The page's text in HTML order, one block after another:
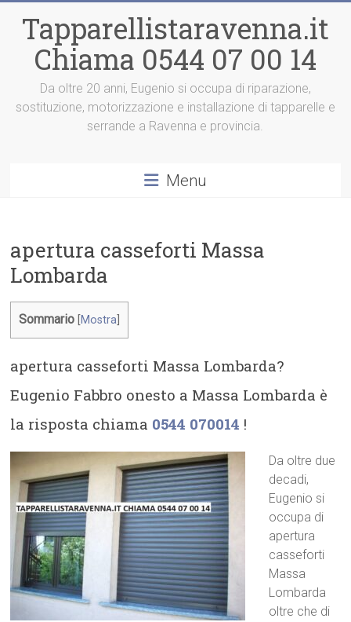
contenuto
Tapparellistaravenna.it
Chiama 0544 07 00 14
Da oltre 20 anni, Eugenio si occupa di riparazione,
sostituzione, motorizzazione e installazione di tapparelle e
serrande a Ravenna e provincia.
Menu
apertura casseforti Massa
Lombarda
Sommario Mostra
apertura casseforti Massa Lombarda?
Eugenio Fabbro onesto a Massa Lombarda è
la risposta chiama 0544 070014 !
Da oltre due
decadi,
Eugenio si
occupa di
apertura
casseforti
Massa
Lombarda
oltre che di